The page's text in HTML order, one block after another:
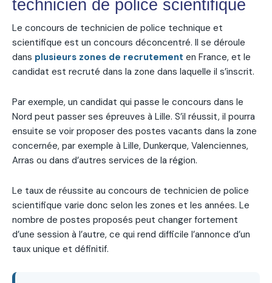
technicien de police scientifique
Le concours de technicien de police technique et
scientifique est un concours déconcentré. Il se déroule
dans plusieurs zones de recrutement en France, et le
candidat est recruté dans la zone dans laquelle il s’inscrit.
Par exemple, un candidat qui passe le concours dans le
Nord peut passer ses épreuves à Lille. S’il réussit, il pourra
ensuite se voir proposer des postes vacants dans la zone
concernée, par exemple à Lille, Dunkerque, Valenciennes,
Arras ou dans d’autres services de la région.
Le taux de réussite au concours de technicien de police
scientifique varie donc selon les zones et les années. Le
nombre de postes proposés peut changer fortement
d’une session à l’autre, ce qui rend difficile l’annonce d’un
taux unique et définitif.